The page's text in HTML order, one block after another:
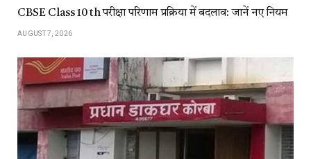
CBSE Class 10 th परीक्षा परिणाम प्रक्रिया में बदलाव: जानें नए नियम
AUGUST 7, 2026